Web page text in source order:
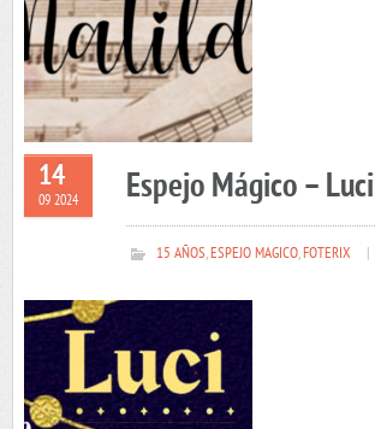
14
09 2024 Espejo Mágico – Luci
15 AÑOS,ESPEJO MAGICO,FOTERIX